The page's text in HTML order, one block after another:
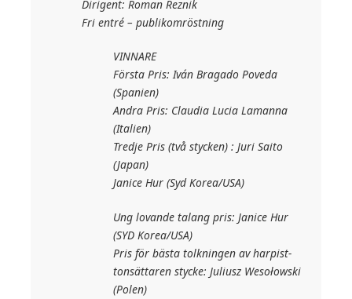
Dirigent: Roman Reznik
Fri entré – publikomröstning
VINNARE
Första Pris: Iván Bragado Poveda
(Spanien)
Andra Pris: Claudia Lucia Lamanna
(Italien)
Tredje Pris (två stycken) : Juri Saito
(Japan)
Janice Hur (Syd Korea/USA)
Ung lovande talang pris: Janice Hur
(SYD Korea/USA)
Pris för bästa tolkningen av harpist-
tonsättaren stycke: Juliusz Wesołowski
(Polen)